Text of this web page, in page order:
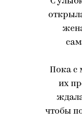
Пока с
их
чтобы